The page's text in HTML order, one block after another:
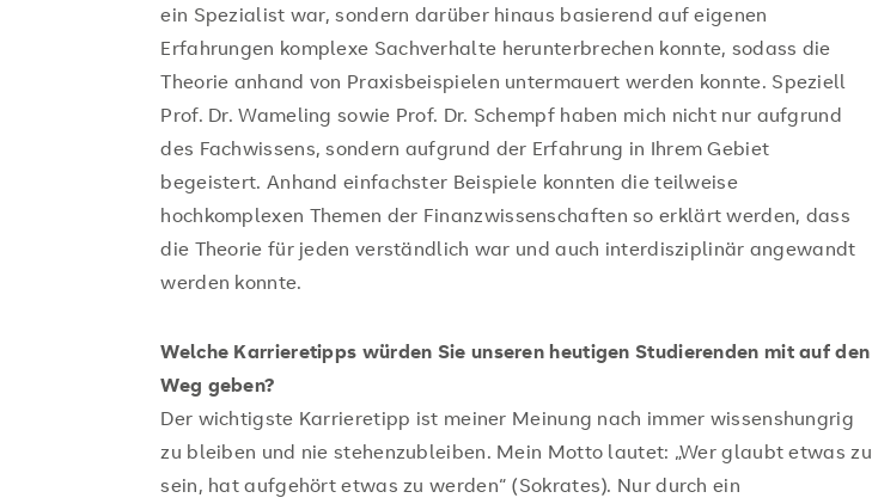
ein Spezialist war, sondern darüber hinaus basierend auf eigenen
Erfahrungen komplexe Sachverhalte herunterbrechen konnte, sodass die
Theorie anhand von Praxisbeispielen untermauert werden konnte. Speziell
Prof. Dr. Wameling sowie Prof. Dr. Schempf haben mich nicht nur aufgrund
des Fachwissens, sondern aufgrund der Erfahrung in Ihrem Gebiet
begeistert. Anhand einfachster Beispiele konnten die teilweise
hochkomplexen Themen der Finanzwissenschaften so erklärt werden, dass
die Theorie für jeden verständlich war und auch interdisziplinär angewandt
werden konnte.
Welche Karrieretipps würden Sie unseren heutigen Studierenden mit auf den
Weg geben?
Der wichtigste Karrieretipp ist meiner Meinung nach immer wissenshungrig
zu bleiben und nie stehenzubleiben. Mein Motto lautet: „Wer glaubt etwas zu
sein, hat aufgehört etwas zu werden“ (Sokrates). Nur durch ein